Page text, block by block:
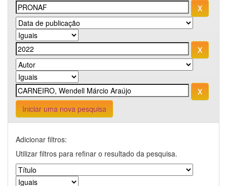
Iniciar uma nova pesquisa
Adicionar filtros:
Utilizar filtros para refinar o resultado da pesquisa.